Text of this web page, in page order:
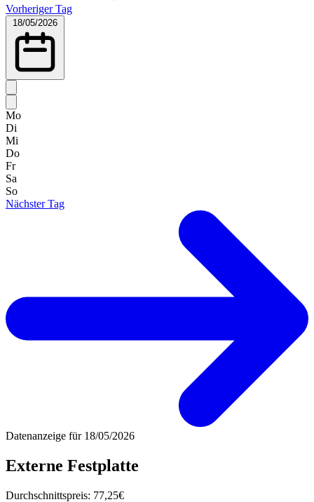
Vorheriger Tag
18/05/2026
Mo
Di
Mi
Do
Fr
Sa
So
Nächster Tag
Datenanzeige für 18/05/2026
Externe Festplatte
Durchschnittspreis: 77,25€